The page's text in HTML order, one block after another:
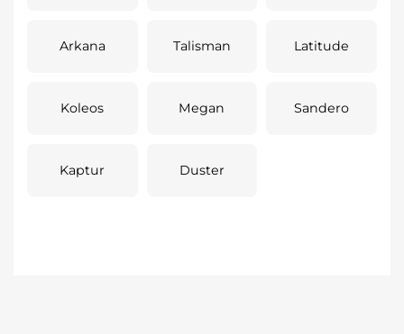
Arkana Talisman Latitude
Koleos Megan Sandero
Kaptur Duster